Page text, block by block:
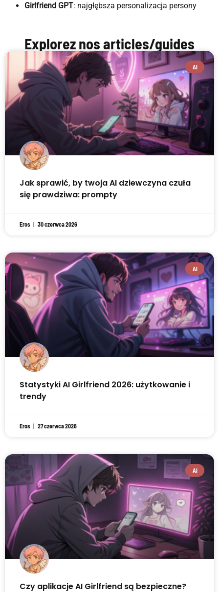
Girlfriend GPT: najgłębsza personalizacja persony
Explorez nos articles/guides
AI
Jak sprawić, by twoja AI dziewczyna czuła
się prawdziwa: prompty
Eros 30 czerwca 2026
AI
Statystyki AI Girlfriend 2026: użytkowanie i
trendy
Eros 27 czerwca 2026
AI
Czy aplikacje AI Girlfriend są bezpieczne?